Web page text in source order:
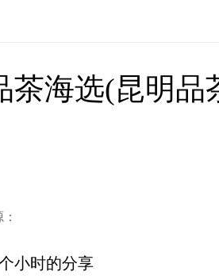
茶海选(昆明
小时的分享